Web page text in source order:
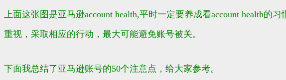
上面这张图是亚马逊account health,平时一定要养成看account health
重视，采取相应的行动，最大可能避免账号被关。
下面我总结了亚马逊账号的50个注意点，给大家参考。